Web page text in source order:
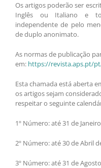
Os artigos poderão ser
Inglês ou Italiano e
independente de pelo
de duplo anonimato.
As normas de publicação
em: https://revista.aps.pt/
Esta chamada está aberta
os artigos sejam
respeitar o seguinte
1º Número: até 31 de
2º Número: até 30 de Abril
3º Número: até 31 de